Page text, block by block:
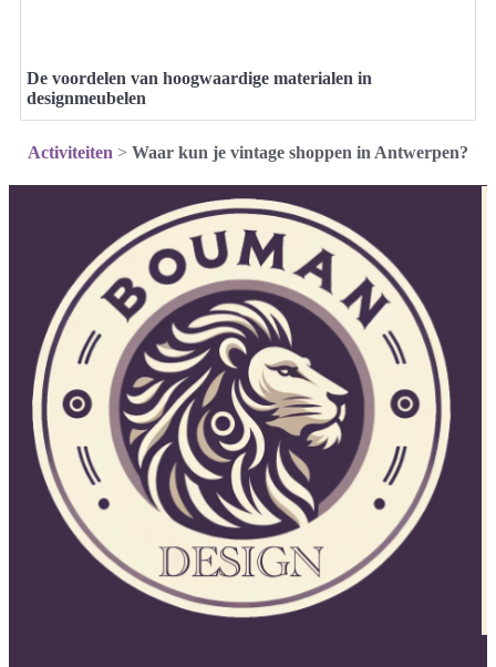
De voordelen van hoogwaardige materialen in
designmeubelen
Activiteiten > Waar kun je vintage shoppen in Antwerpen?